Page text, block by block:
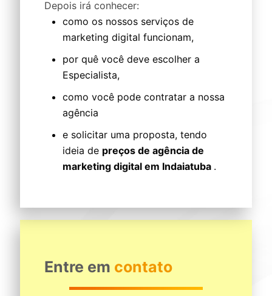
Depois irá conhecer:
como os nossos serviços de
marketing digital funcionam,
por quê você deve escolher a
Especialista,
como você pode contratar a nossa
agência
e solicitar uma proposta, tendo
ideia de preços de agência de
marketing digital em Indaiatuba .
Entre em contato